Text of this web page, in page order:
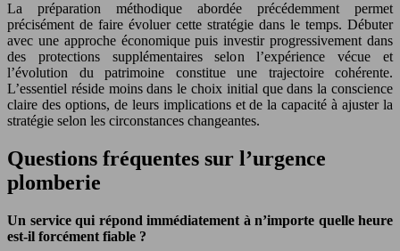
La préparation méthodique abordée précédemment permet
précisément de faire évoluer cette stratégie dans le temps. Débuter
avec une approche économique puis investir progressivement dans
des protections supplémentaires selon l’expérience vécue et
l’évolution du patrimoine constitue une trajectoire cohérente.
L’essentiel réside moins dans le choix initial que dans la conscience
claire des options, de leurs implications et de la capacité à ajuster la
stratégie selon les circonstances changeantes.
Questions fréquentes sur l’urgence
plomberie
Un service qui répond immédiatement à n’importe quelle heure
est-il forcément fiable ?